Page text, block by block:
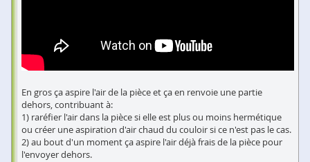
En gros ça aspire l'air de la pièce et ça en renvoie une partie
dehors, contribuant à:
1) raréfier l'air dans la pièce si elle est plus ou moins hermétique
ou créer une aspiration d'air chaud du couloir si ce n'est pas le cas.
2) au bout d'un moment ça aspire l'air déjà frais de la pièce pour
l'envoyer dehors.